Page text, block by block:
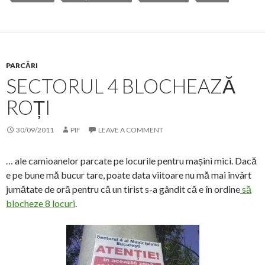
PARCĂRI
SECTORUL 4 BLOCHEAZĂ
ROȚI
30/09/2011 PIF LEAVE A COMMENT
… ale camioanelor parcate pe locurile pentru mașini mici. Dacă
e pe bune mă bucur tare, poate data viitoare nu mă mai învârt
jumătate de oră pentru că un tirist s-a gândit că e în ordinesă
blocheze 8 locuri.